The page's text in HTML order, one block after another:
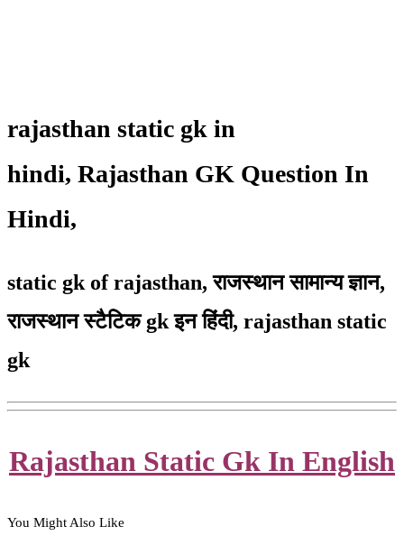
rajasthan static gk in
hindi, Rajasthan GK Question In
Hindi,
static gk of rajasthan,राजस्थान सामान्य ज्ञान,
राजस्थान स्टैटिक gk इन हिंदी, rajasthan static
gk
Rajasthan Static Gk In English
You Might Also Like